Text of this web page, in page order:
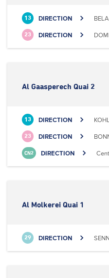
13 DIRECTION
23 DIRECTION
Al Gaasperech Quai 2
13 DIRECTION
23 DIRECTION
CN2 DIRECTION
Al Molkerei Quai 1
29 DIRECTION